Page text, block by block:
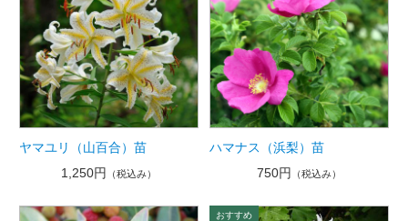
ヤマユリ（山百合）苗
1,250円
（税込み）
ハマナス（浜梨）苗
750円
（税込み）